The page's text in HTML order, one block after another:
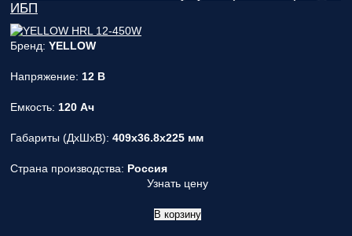
ИБП
Бренд: YELLOW
Напряжение: 12 В
Емкость: 120 Ач
Габариты (ДxШxВ): 409x36.8x225 мм
Страна производства: Россия
Узнать цену
В корзину
скидку до
работ и
материалов!
вашего